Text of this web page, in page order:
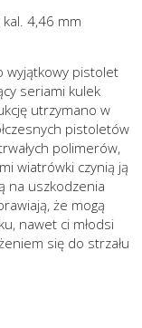
kal. 4,46 mm
wyjątkowy pistolet
seriami kulek
utrzymano w
pistoletów
polimerów,
wiatrówki czynią ją
na uszkodzenia
że mogą
nawet ci młodsi
się do strzału